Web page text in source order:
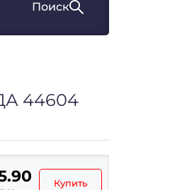
Поиск
44604
Купить